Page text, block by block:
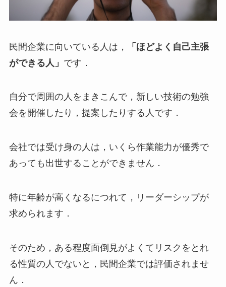
民間企業に向いている人は，
「ほどよく自己主張
ができる人」 です．
自分で周囲の人をまきこんで，新しい技術の勉強
会を開催したり，提案したりする人です．
会社では受け身の人は，いくら作業能力が優秀で
あっても出世することができません．
特に年齢が高くなるにつれて，リーダーシップが
求められます．
そのため，ある程度面倒見がよくてリスクをとれ
る性質の人でないと，民間企業では評価されませ
ん．